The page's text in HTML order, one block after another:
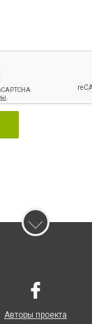
Авторы проекта